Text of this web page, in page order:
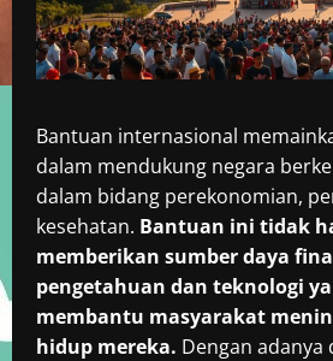
Bantuan internasional
dalam mendukung negara
dalam bidang perekonomian,
kesehatan. Bantuan ini tidak
memberikan sumber daya
pengetahuan dan teknologi
membantu masyarakat
hidup mereka. Dengan adanya